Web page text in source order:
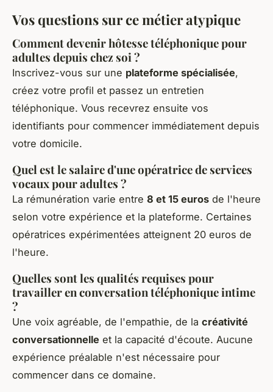
Vos questions sur ce métier atypique
Comment devenir hôtesse téléphonique pour
adultes depuis chez soi ?
Inscrivez-vous sur une plateforme spécialisée,
créez votre profil et passez un entretien
téléphonique. Vous recevrez ensuite vos
identifiants pour commencer immédiatement depuis
votre domicile.
Quel est le salaire d'une opératrice de services
vocaux pour adultes ?
La rémunération varie entre 8 et 15 euros de l'heure
selon votre expérience et la plateforme. Certaines
opératrices expérimentées atteignent 20 euros de
l'heure.
Quelles sont les qualités requises pour
travailler en conversation téléphonique intime
?
Une voix agréable, de l'empathie, de la créativité
conversationnelle et la capacité d'écoute. Aucune
expérience préalable n'est nécessaire pour
commencer dans ce domaine.